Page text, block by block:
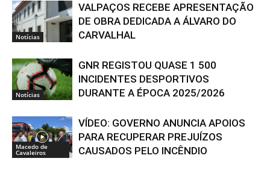
Notícias
VALPAÇOS RECEBE APRESENTAÇÃO
DE OBRA DEDICADA A ÁLVARO DO
CARVALHAL
Notícias
GNR REGISTOU QUASE 1 500
INCIDENTES DESPORTIVOS
DURANTE A ÉPOCA 2025/2026
Macedo de
Cavaleiros
VÍDEO: GOVERNO ANUNCIA APOIOS
PARA RECUPERAR PREJUÍZOS
CAUSADOS PELO INCÊNDIO